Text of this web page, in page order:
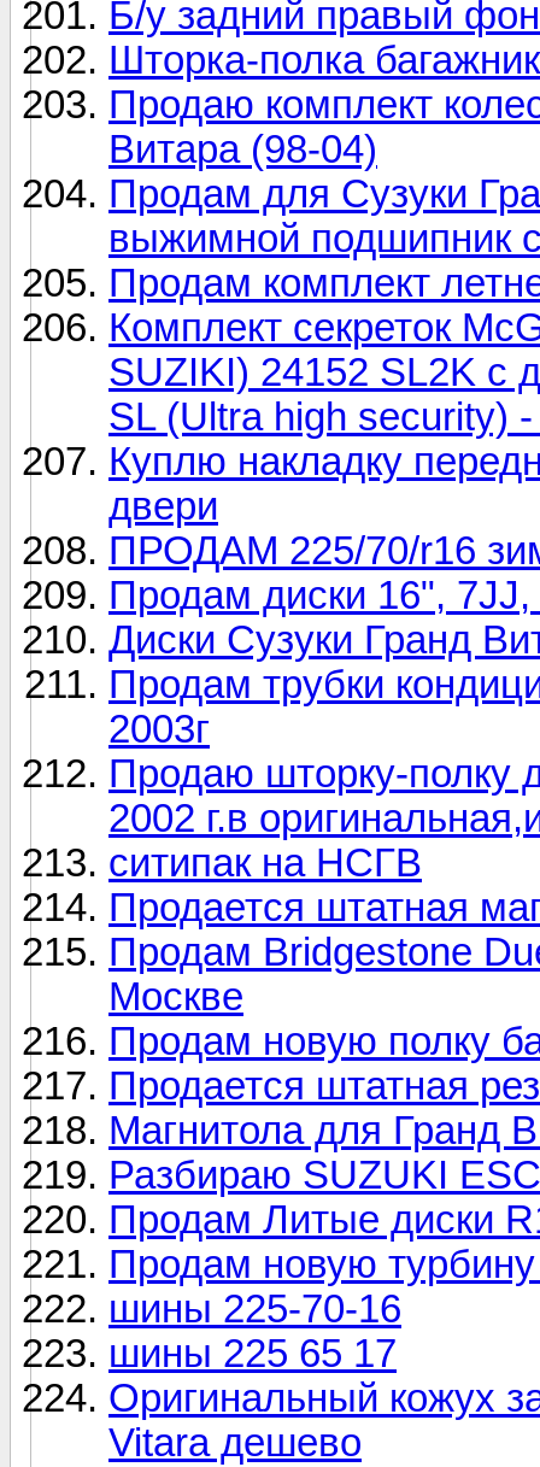
Б/у задний правый
Шторка-полка
Продаю комплект
Витара (98-04)
Продам для Сузуки
выжимной подшипник
Продам комплект
Комплект секреток
SUZIKI) 24152 SL2K с
SL (Ultra high security)
Куплю накладку
двери
ПРОДАМ 225/70/r16
Продам диски 16",
Диски Сузуки Гранд
Продам трубки
2003г
Продаю шторку-полку
2002 г.в
ситипак на НСГВ
Продается штатная
Продам Bridgestone
Москве
Продам новую полку
Продается штатная
Магнитола для Гранд
Разбираю SUZUKI
Продам Литые диски
Продам новую
шины 225-70-16
шины 225 65 17
Оригинальный кожух
Vitara дешево